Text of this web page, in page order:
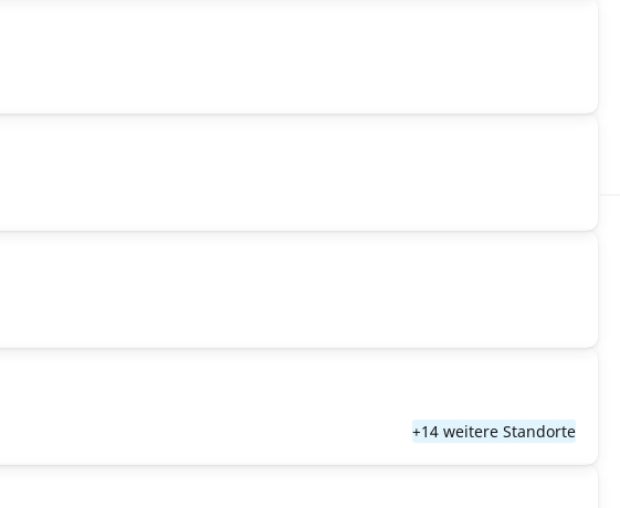
+14 weitere Standorte